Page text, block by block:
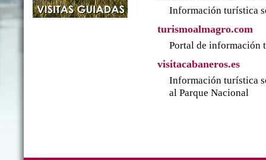
Información turística
turismoalmagro.com
Portal de información
visitacabaneros.es
Información turística
al Parque Nacional